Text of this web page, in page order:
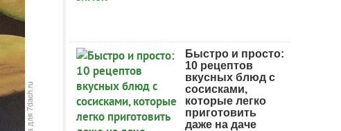
Быстро и просто:
10 рецептов
вкусных блюд с
сосисками,
которые легко
приготовить
даже на даче